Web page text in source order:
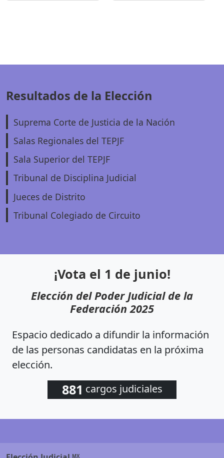
Resultados de la Elección
Suprema Corte de Justicia de la Nación
Salas Regionales del TEPJF
Sala Superior del TEPJF
Tribunal de Disciplina Judicial
Jueces de Distrito
Tribunal Colegiado de Circuito
¡Vota el 1 de junio!
Elección del Poder Judicial de la
Federación 2025
Espacio dedicado a difundir la información
de las personas candidatas en la próxima
elección.
881 cargos judiciales
MX